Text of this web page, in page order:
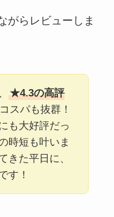
がらレビューしま
★4.3の高評
スパも抜群！
も大好評だっ
時短も叶いま
きた平日に、
す！